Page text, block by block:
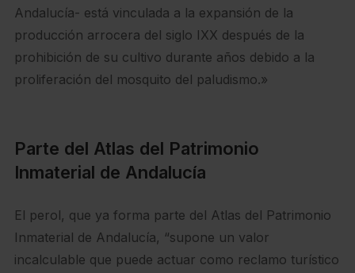
Andalucía- está vinculada a la expansión de la
producción arrocera del siglo IXX después de la
prohibición de su cultivo durante años debido a la
proliferación del mosquito del paludismo.»
Parte del Atlas del Patrimonio
Inmaterial de Andalucía
El perol, que ya forma parte del Atlas del Patrimonio
Inmaterial de Andalucía, “supone un valor
incalculable que puede actuar como reclamo turístico